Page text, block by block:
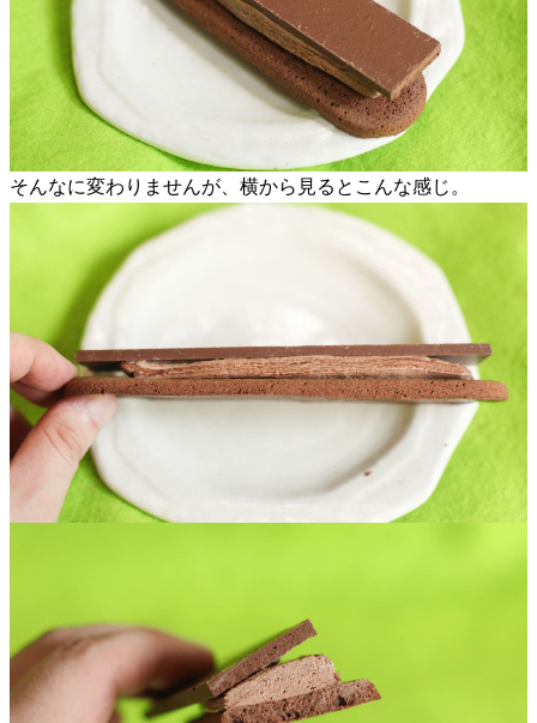
そんなに変わりませんが、横から見るとこんな感じ。